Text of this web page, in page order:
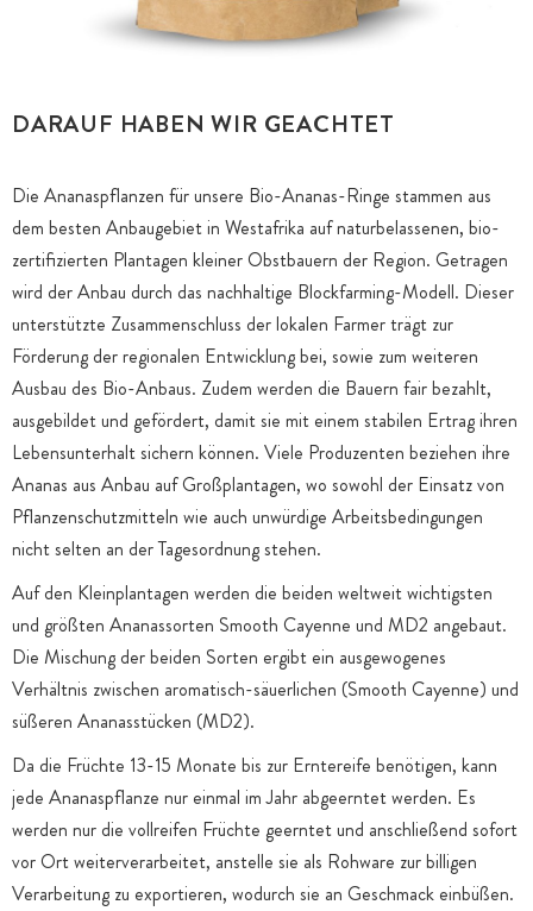
DARAUF HABEN WIR GEACHTET
Die Ananaspflanzen für unsere Bio-Ananas-Ringe stammen aus
dem besten Anbaugebiet in Westafrika auf naturbelassenen, bio-
zertifizierten Plantagen kleiner Obstbauern der Region. Getragen
wird der Anbau durch das nachhaltige Blockfarming-Modell. Dieser
unterstützte Zusammenschluss der lokalen Farmer trägt zur
Förderung der regionalen Entwicklung bei, sowie zum weiteren
Ausbau des Bio-Anbaus. Zudem werden die Bauern fair bezahlt,
ausgebildet und gefördert, damit sie mit einem stabilen Ertrag ihren
Lebensunterhalt sichern können. Viele Produzenten beziehen ihre
Ananas aus Anbau auf Großplantagen, wo sowohl der Einsatz von
Pflanzenschutzmitteln wie auch unwürdige Arbeitsbedingungen
nicht selten an der Tagesordnung stehen.
Auf den Kleinplantagen werden die beiden weltweit wichtigsten
und größten Ananassorten Smooth Cayenne und MD2 angebaut.
Die Mischung der beiden Sorten ergibt ein ausgewogenes
Verhältnis zwischen aromatisch-säuerlichen (Smooth Cayenne) und
süßeren Ananasstücken (MD2).
Da die Früchte 13-15 Monate bis zur Erntereife benötigen, kann
jede Ananaspflanze nur einmal im Jahr abgeerntet werden. Es
werden nur die vollreifen Früchte geerntet und anschließend sofort
vor Ort weiterverarbeitet, anstelle sie als Rohware zur billigen
Verarbeitung zu exportieren, wodurch sie an Geschmack einbüßen.